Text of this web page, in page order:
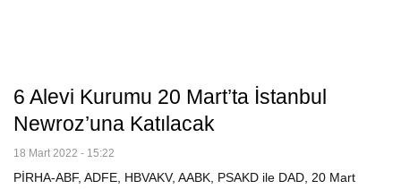
6 Alevi Kurumu 20 Mart’ta İstanbul
Newroz’una Katılacak
18 Mart 2022 - 15:22
PİRHA-ABF, ADFE, HBVAKV, AABK, PSAKD ile DAD, 20 Mart